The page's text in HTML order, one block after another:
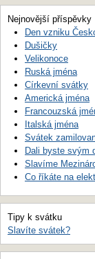
Nejnovější příspěvky
Den vzniku
Dušičky
Velikonoce
Ruská jména
Církevní svátky
Americká jména
Francouzská
Italská jména
Svátek
Dali byste svým
Slavíme
Co říkáte na
Tipy k svátku
Slavíte svátek?